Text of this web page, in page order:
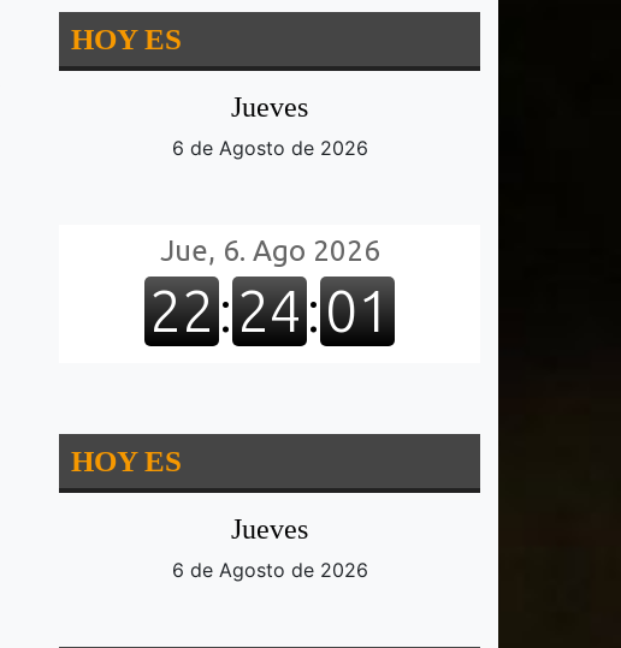
HOY ES
Jueves
6 de Agosto de 2026
HOY ES
Jueves
6 de Agosto de 2026